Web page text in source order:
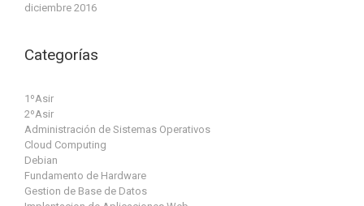
diciembre 2016
Categorías
1ºAsir
2ºAsir
Administración de Sistemas Operativos
Cloud Computing
Debian
Fundamento de Hardware
Gestion de Base de Datos